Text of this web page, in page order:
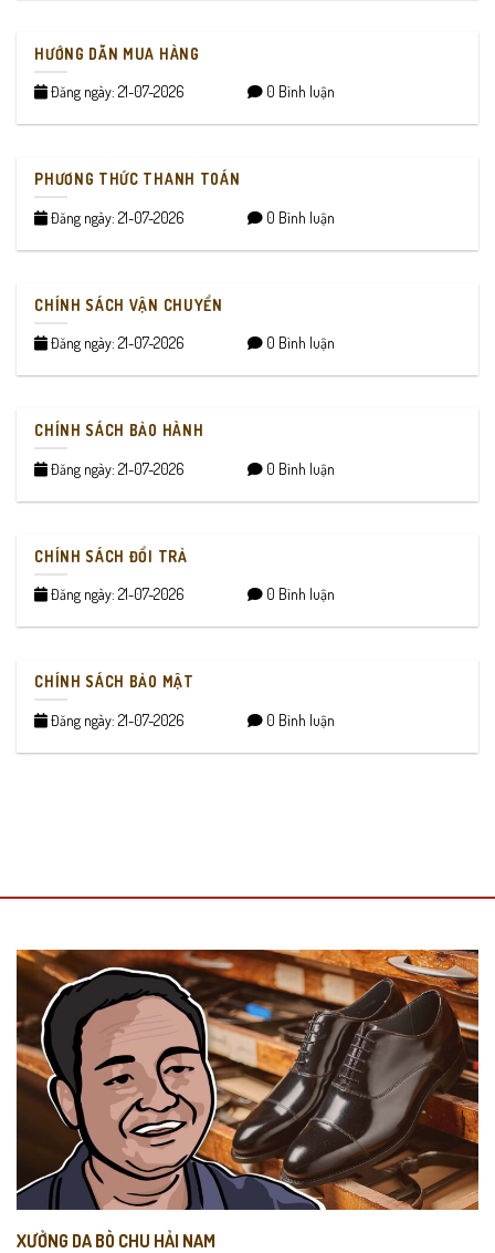
HƯỚNG DẪN MUA HÀNG
Đăng ngày: 21-07-2026 0 Bình luận
PHƯƠNG THỨC THANH TOÁN
Đăng ngày: 21-07-2026 0 Bình luận
CHÍNH SÁCH VẬN CHUYỂN
Đăng ngày: 21-07-2026 0 Bình luận
CHÍNH SÁCH BẢO HÀNH
Đăng ngày: 21-07-2026 0 Bình luận
CHÍNH SÁCH ĐỔI TRẢ
Đăng ngày: 21-07-2026 0 Bình luận
CHÍNH SÁCH BẢO MẬT
Đăng ngày: 21-07-2026 0 Bình luận
XƯỞNG DA BÒ CHU HẢI NAM